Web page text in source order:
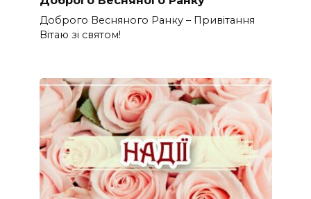
Доброго Весняного Ранку – Привітання
Вітаю зі святом!